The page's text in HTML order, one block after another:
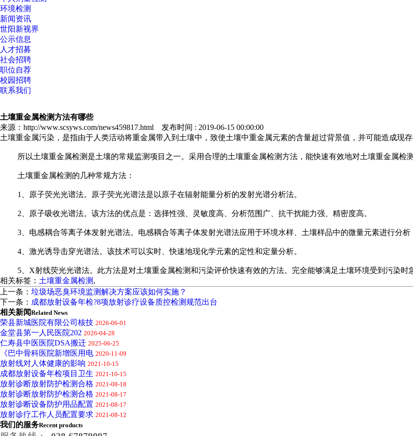
环境检测
新闻资讯
世阳新视界
公示信息
人才招募
社会招聘
职位自荐
校园招聘
联系我们
土壤重金属检测方法有哪些
来源：http://www.scsyws.com/news459817.html 发布时间 : 2019-06-15 00:00:00
土壤重金属污染，是指由于人类活动将重金属带入到土壤中，致使土壤中重金属元素的含量超过背景值，并可能造成现
所以土壤重金属检测是土壤的常规监测项目之一。采用合理的土壤重金属检测方法，能快速有效地对土壤重金属检测
土壤重金属检测的几种常规方法：
1、原子荧光光谱法。原子荧光光谱法是以原子在辐射能量分析的发射光谱分析法。
2、原子吸收光谱法。该方法的优点是：选择性强、灵敏度高、分析范围广、抗干扰能力强、精密度高。
3、电感耦合等离子体发射光谱法。电感耦合等离子体发射光谱法应用于环境水样、土壤样品中的微量元素进行分析
4、激光诱导击穿光谱法。该技术可以实时、快速地现化学元素的定性和定量分析。
5、X射线荧光光谱法。此方法是对土壤重金属检测和污染评价快速有效的方法。完全能够满足土壤环境受到污染时
相关标签： 土壤重金属检测 ,
上一条： 垃圾场恶臭环境监测解决方案应该如何实施？
下一条： 成都放射设备年检?8项放射诊疗设备质控检测规范出台
相关新闻Related News
荣县新城医院有限公司核技 2026-06-01
金堂县第一人民医院202 2026-04-28
仁寿县中医医院DSA搬迁 2025-06-25
《巴中骨科医院新增医用电 2020-11-09
放射线对人体健康的影响 2021-10-15
成都放射设备年检项目卫生 2021-10-15
放射诊断放射防护检测合格 2021-08-18
放射诊断放射防护检测合格 2021-08-17
放射诊断设备防护用品配置 2021-08-17
放射诊疗工作人员配置要求 2021-08-12
我们的服务Recent products